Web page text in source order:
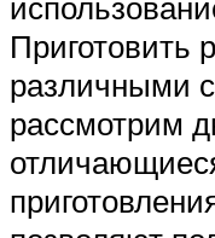
Приготовить
различными
рассмотрим